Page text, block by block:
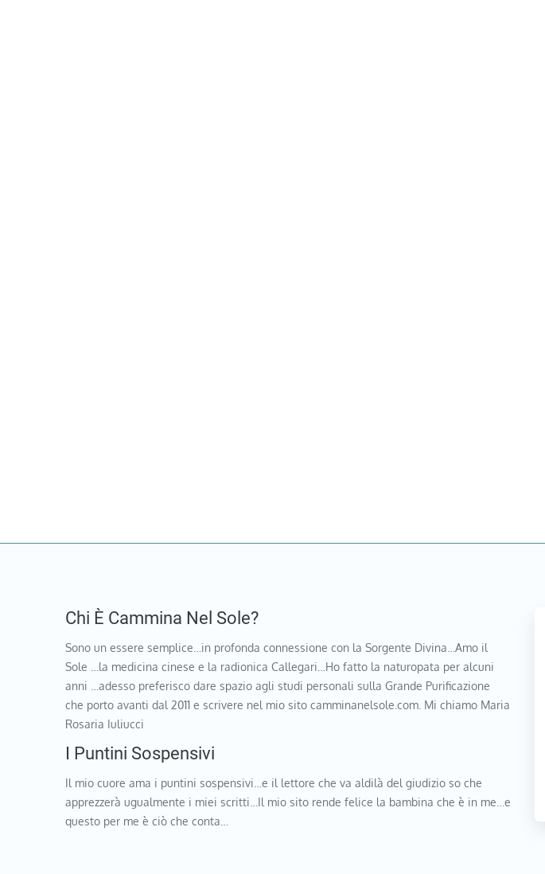
Chi È Cammina Nel Sole?
Sono un essere semplice…in profonda connessione con la Sorgente Divina…Amo il
Sole …la medicina cinese e la radionica Callegari…Ho fatto la naturopata per alcuni
anni …adesso preferisco dare spazio agli studi personali sulla Grande Purificazione
che porto avanti dal 2011 e scrivere nel mio sito camminanelsole.com. Mi chiamo Maria
Rosaria Iuliucci
I Puntini Sospensivi
Il mio cuore ama i puntini sospensivi…e il lettore che va aldilà del giudizio so che
apprezzerà ugualmente i miei scritti…Il mio sito rende felice la bambina che è in me…e
questo per me è ciò che conta…